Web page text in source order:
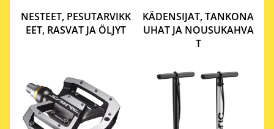
NESTEET, PESUTARVIKK
EET, RASVAT JA ÖLJYT
KÄDENSIJAT, TANKONA
UHAT JA NOUSUKAHVA
T